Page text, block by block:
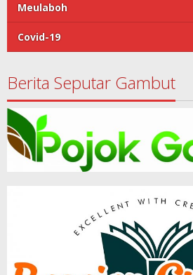
Meulaboh
Covid-19
Berita Seputar Gambut